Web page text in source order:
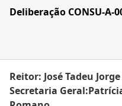
Deliberação CONSU-A-
Reitor: José Tadeu Jorge
Secretaria